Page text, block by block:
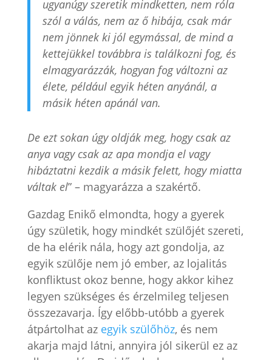
ugyanúgy szeretik mindketten, nem róla
szól a válás, nem az ő hibája, csak már
nem jönnek ki jól egymással, de mind a
kettejükkel továbbra is találkozni fog, és
elmagyarázzák, hogyan fog változni az
élete, például egyik héten anyánál, a
másik héten apánál van.
De ezt sokan úgy oldják meg, hogy csak az
anya vagy csak az apa mondja el vagy
hibáztatni kezdik a másik felett, hogy miatta
váltak el” – magyarázza a szakértő.
Gazdag Enikő elmondta, hogy a gyerek
úgy születik, hogy mindkét szülőjét szereti,
de ha elérik nála, hogy azt gondolja, az
egyik szülője nem jó ember, az lojalitás
konfliktust okoz benne, hogy akkor kihez
legyen szükséges és érzelmileg teljesen
összezavarja. Így előbb-utóbb a gyerek
átpártolhat az egyik szülőhöz, és nem
akarja majd látni, annyira jól sikerül ez az